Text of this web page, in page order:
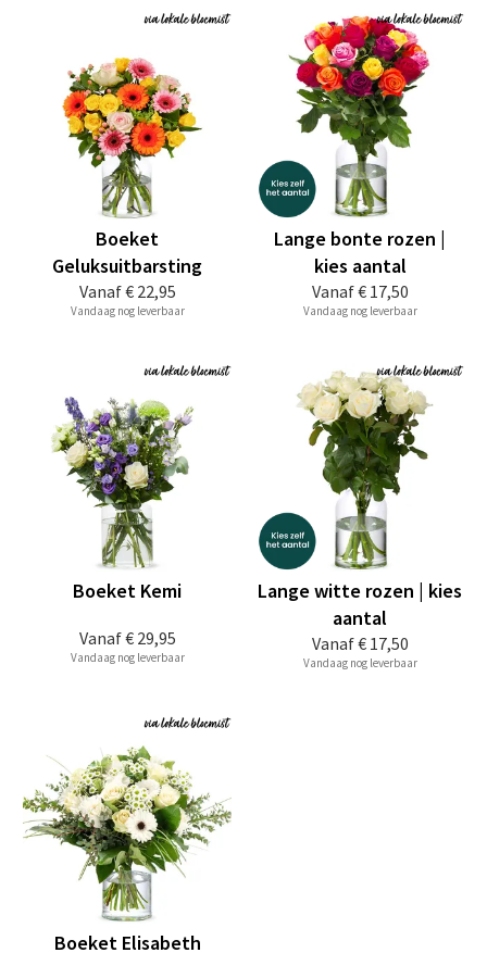
Vanaf€ 22,95
Boeket
Geluksuitbarsting
Vandaag nog leverbaar
Vanaf€ 17,50
Lange bonte rozen |
kies aantal
Vandaag nog leverbaar
Vanaf€ 29,95
Boeket Kemi
Vandaag nog leverbaar
Vanaf€ 17,50
Lange witte rozen | kies
aantal
Vandaag nog leverbaar
Boeket Elisabeth